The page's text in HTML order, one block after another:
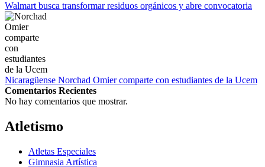
Walmart busca transformar residuos orgánicos y abre convocatoria
Nicaragüense Norchad Omier comparte con estudiantes de la Ucem
Comentarios Recientes
No hay comentarios que mostrar.
Atletismo
Atletas Especiales
Gimnasia Artística